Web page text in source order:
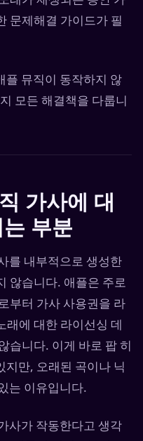
문제해결 가이드가 필
플 뮤직이 동작하지 않
모든 해결책을 다룹니
가사에 대
부분
를 내부적으로 생성한
않습니다. 애플은 주로
부터 가사 사용권을 라
래에 대한 라이선싱 데
습니다. 이게 바로 팝 히
지만, 오래된 곡이나 닉
는 이유입니다.
사가 작동한다고 생각